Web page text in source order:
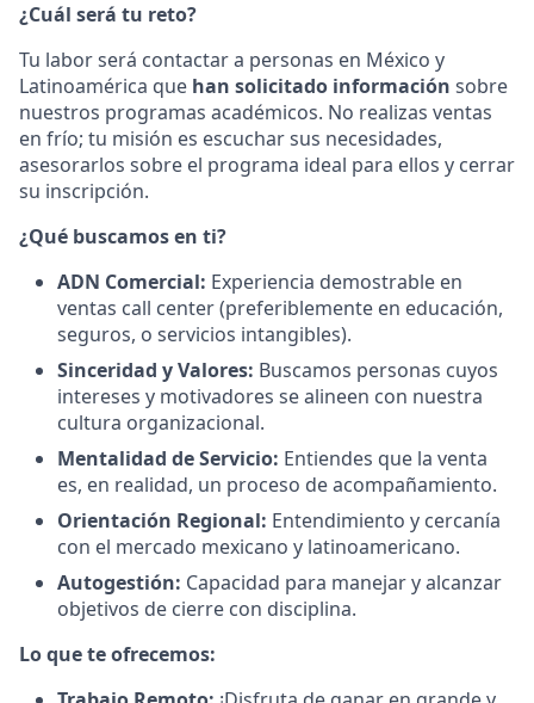
¿Cuál será tu reto?
Tu labor será contactar a personas en México y
Latinoamérica que han solicitado información sobre
nuestros programas académicos. No realizas ventas
en frío; tu misión es escuchar sus necesidades,
asesorarlos sobre el programa ideal para ellos y cerrar
su inscripción.
¿Qué buscamos en ti?
ADN Comercial: Experiencia demostrable en
ventas call center (preferiblemente en educación,
seguros, o servicios intangibles).
Sinceridad y Valores: Buscamos personas cuyos
intereses y motivadores se alineen con nuestra
cultura organizacional.
Mentalidad de Servicio: Entiendes que la venta
es, en realidad, un proceso de acompañamiento.
Orientación Regional: Entendimiento y cercanía
con el mercado mexicano y latinoamericano.
Autogestión: Capacidad para manejar y alcanzar
objetivos de cierre con disciplina.
Lo que te ofrecemos: